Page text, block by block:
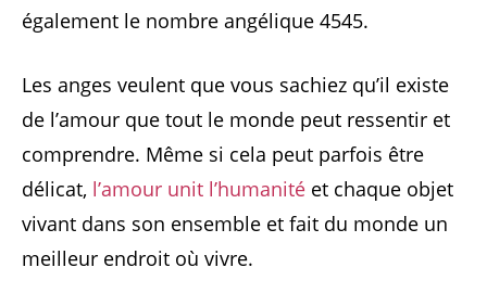
également le nombre angélique 4545.
Les anges veulent que vous sachiez qu’il existe
de l’amour que tout le monde peut ressentir et
comprendre. Même si cela peut parfois être
délicat, l’amour unit l’humanité et chaque objet
vivant dans son ensemble et fait du monde un
meilleur endroit où vivre.